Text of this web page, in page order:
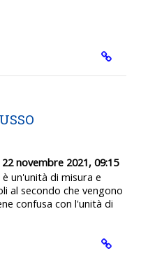
novembre 2021, 09:15
un'unità di misura e
al secondo che vengono
confusa con l'unità di